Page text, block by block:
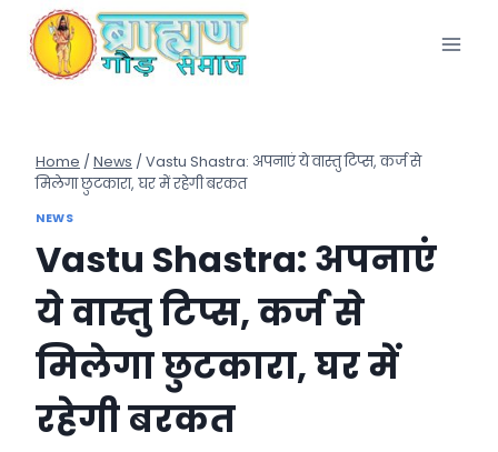
content
Home / News / Vastu Shastra: अपनाएं ये वास्तु टिप्स, कर्ज से
मिलेगा छुटकारा, घर में रहेगी बरकत
NEWS
Vastu Shastra: अपनाएं
ये वास्तु टिप्स, कर्ज से
मिलेगा छुटकारा, घर में
रहेगी बरकत